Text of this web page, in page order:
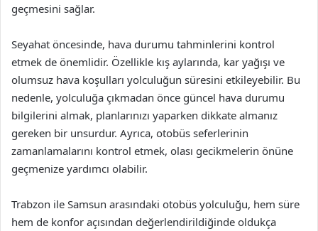
geçmesini sağlar.
Seyahat öncesinde, hava durumu tahminlerini kontrol
etmek de önemlidir. Özellikle kış aylarında, kar yağışı ve
olumsuz hava koşulları yolculuğun süresini etkileyebilir. Bu
nedenle, yolculuğa çıkmadan önce güncel hava durumu
bilgilerini almak, planlarınızı yaparken dikkate almanız
gereken bir unsurdur. Ayrıca, otobüs seferlerinin
zamanlamalarını kontrol etmek, olası gecikmelerin önüne
geçmenize yardımcı olabilir.
Trabzon ile Samsun arasındaki otobüs yolculuğu, hem süre
hem de konfor açısından değerlendirildiğinde oldukça